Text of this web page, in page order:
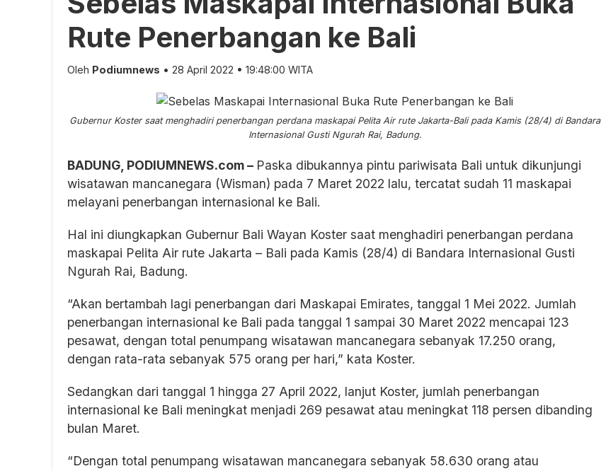
Rute Penerbangan ke Bali
Oleh Podiumnews • 28 April 2022 • 19:48:00 WITA
Gubernur Koster saat menghadiri penerbangan perdana maskapai Pelita Air rute Jakarta-Bali pada Kamis (28/4) di Bandara
Internasional Gusti Ngurah Rai, Badung.
BADUNG, PODIUMNEWS.com – Paska dibukannya pintu pariwisata Bali untuk dikunjungi
wisatawan mancanegara (Wisman) pada 7 Maret 2022 lalu, tercatat sudah 11 maskapai
melayani penerbangan internasional ke Bali.
Hal ini diungkapkan Gubernur Bali Wayan Koster saat menghadiri penerbangan perdana
maskapai Pelita Air rute Jakarta – Bali pada Kamis (28/4) di Bandara Internasional Gusti
Ngurah Rai, Badung.
“Akan bertambah lagi penerbangan dari Maskapai Emirates, tanggal 1 Mei 2022. Jumlah
penerbangan internasional ke Bali pada tanggal 1 sampai 30 Maret 2022 mencapai 123
pesawat, dengan total penumpang wisatawan mancanegara sebanyak 17.250 orang,
dengan rata-rata sebanyak 575 orang per hari,” kata Koster.
Sedangkan dari tanggal 1 hingga 27 April 2022, lanjut Koster, jumlah penerbangan
internasional ke Bali meningkat menjadi 269 pesawat atau meningkat 118 persen dibanding
bulan Maret.
“Dengan total penumpang wisatawan mancanegara sebanyak 58.630 orang atau